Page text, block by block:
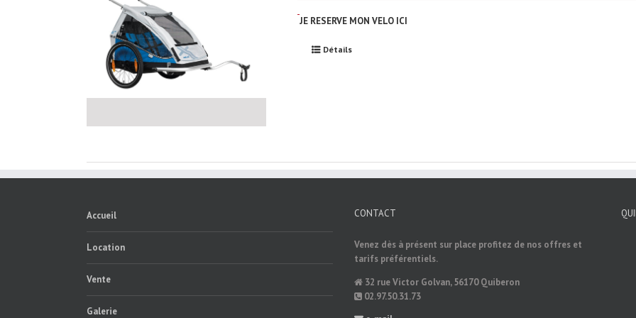
JE RESERVE MON VELO ICI
Détails
Accueil
Location
Vente
Galerie
CONTACT
Venez dès à présent sur place profitez de nos offres et
tarifs préférentiels.
32 rue Victor Golvan, 56170 Quiberon
02.97.50.31.73